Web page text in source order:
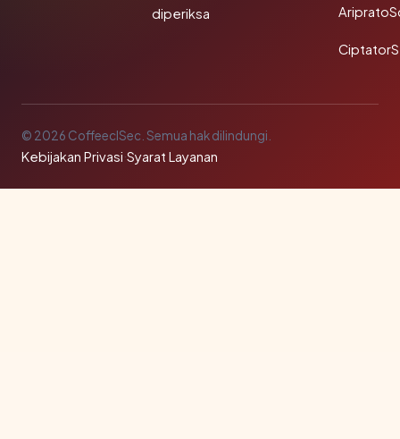
diperiksa
© 2026 CoffeeclSec. Semua hak dilindungi.
Kebijakan Privasi·Syarat Layanan